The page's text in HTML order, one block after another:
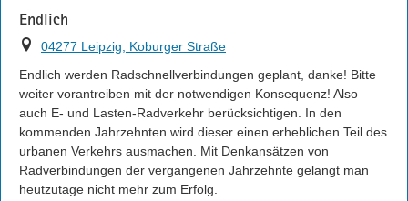
Endlich
Ort
04277 Leipzig, Koburger Straße
Endlich werden Radschnellverbindungen geplant, danke! Bitte
weiter vorantreiben mit der notwendigen Konsequenz! Also
auch E- und Lasten-Radverkehr berücksichtigen. In den
kommenden Jahrzehnten wird dieser einen erheblichen Teil des
urbanen Verkehrs ausmachen. Mit Denkansätzen von
Radverbindungen der vergangenen Jahrzehnte gelangt man
heutzutage nicht mehr zum Erfolg.